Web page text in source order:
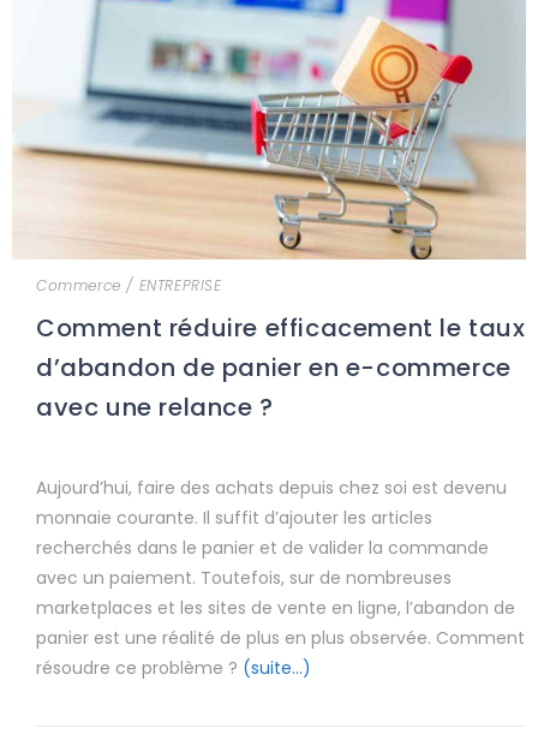
Commerce / ENTREPRISE
Comment réduire efficacement le taux
d’abandon de panier en e-commerce
avec une relance ?
Aujourd’hui, faire des achats depuis chez soi est devenu
monnaie courante. Il suffit d’ajouter les articles
recherchés dans le panier et de valider la commande
avec un paiement. Toutefois, sur de nombreuses
marketplaces et les sites de vente en ligne, l’abandon de
panier est une réalité de plus en plus observée. Comment
résoudre ce problème ? (suite…)